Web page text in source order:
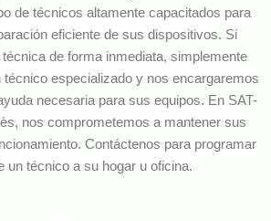
de técnicos altamente capacitados para
eficiente de sus dispositivos. Si
de forma inmediata, simplemente
técnico especializado y nos encargaremos
necesaria para sus equipos. En SAT-
nos comprometemos a mantener sus
Contáctenos para programar
un técnico a su hogar u oficina.